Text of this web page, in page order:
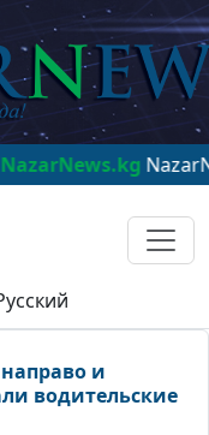
NazarNews -
направо и
водительские